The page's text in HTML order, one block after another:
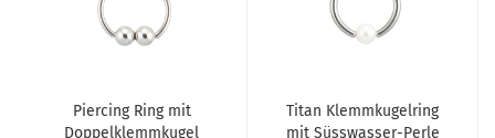
Piercing Ring mit
Doppelklemmkugel
Titan Klemmkugelring
mit Süsswasser-Perle